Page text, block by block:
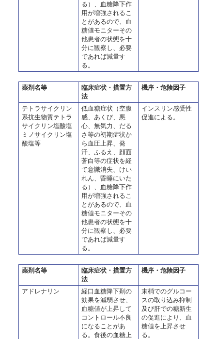
る）、血糖降下作
用が増強されるこ
とがあるので、血
糖値モニターその
他患者の状態を十
分に観察し、必要
であれば減量す
る。
薬剤名等
臨床症状・措置方
法
機序・危険因子
テトラサイクリン
系抗生物質テトラ
サイクリン塩酸塩
ミノサイクリン塩
酸塩等
低血糖症状（空腹
感、あくび、悪
心、無気力、だる
さ等の初期症状か
ら血圧上昇、発
汗、ふるえ、顔面
蒼白等の症状を経
て意識消失、けい
れん、昏睡にいた
る）、血糖降下作
用が増強されるこ
とがあるので、血
糖値モニターその
他患者の状態を十
分に観察し、必要
であれば減量す
る。
インスリン感受性
促進による。
薬剤名等
臨床症状・措置方
法
機序・危険因子
アドレナリン
経口血糖降下剤の
効果を減弱させ、
血糖値が上昇して
コントロール不良
になることがあ
る。食後の血糖上
末梢でのグルコー
スの取り込み抑制
及び肝での糖新生
の促進により、血
糖値を上昇させ
る。